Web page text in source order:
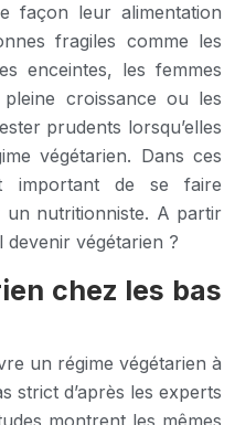
façon leur alimentation
fragiles comme les
enceintes, les femmes
croissance ou les
prudents lorsqu’elles
végétarien. Dans ces
important de se faire
un nutritionniste. A partir
devenir végétarien ?
chez les bas
un régime végétarien à
strict d’après les experts